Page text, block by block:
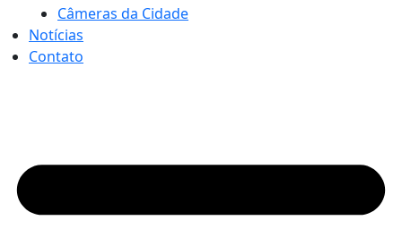
Câmeras da Cidade
Notícias
Contato